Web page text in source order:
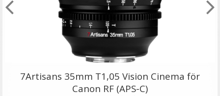
Ulanzi CK01 – Snabbkoppling och platta till
7Artisans 35mm T1,05 Vision Cinema för
Canon RF (APS-C)